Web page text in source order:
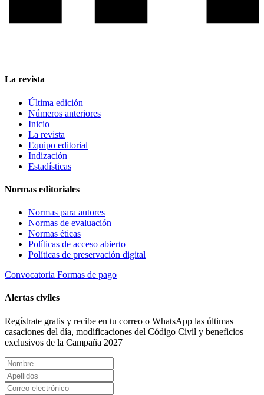
La revista
Última edición
Números anteriores
Inicio
La revista
Equipo editorial
Indización
Estadísticas
Normas editoriales
Normas para autores
Normas de evaluación
Normas éticas
Políticas de acceso abierto
Políticas de preservación digital
Convocatoria Formas de pago
Alertas civiles
Regístrate gratis y recibe en tu correo o WhatsApp las últimas
casaciones del día, modificaciones del Código Civil y beneficios
exclusivos de la Campaña 2027